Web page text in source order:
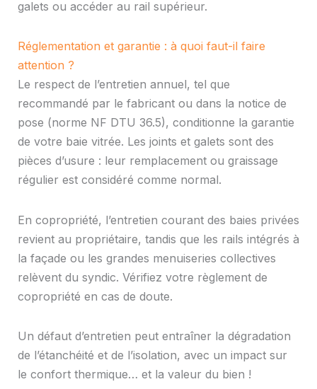
galets ou accéder au rail supérieur.
Réglementation et garantie : à quoi faut-il faire
attention ?
Le respect de l’entretien annuel, tel que
recommandé par le fabricant ou dans la notice de
pose (norme NF DTU 36.5), conditionne la garantie
de votre baie vitrée. Les joints et galets sont des
pièces d’usure : leur remplacement ou graissage
régulier est considéré comme normal.
En copropriété, l’entretien courant des baies privées
revient au propriétaire, tandis que les rails intégrés à
la façade ou les grandes menuiseries collectives
relèvent du syndic. Vérifiez votre règlement de
copropriété en cas de doute.
Un défaut d’entretien peut entraîner la dégradation
de l’étanchéité et de l’isolation, avec un impact sur
le confort thermique… et la valeur du bien !